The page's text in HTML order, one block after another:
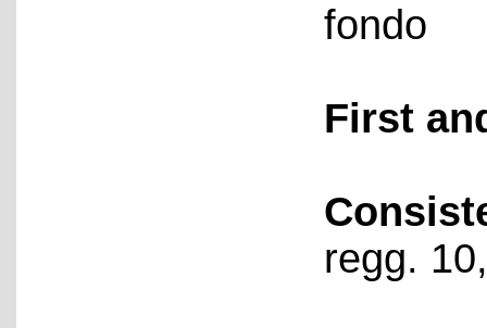
fondo
First
regg.